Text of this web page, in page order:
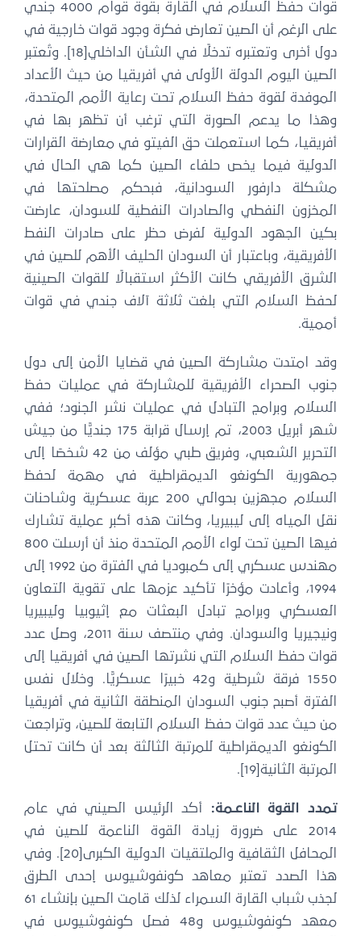
قوات حفظ السلام في القارة بقوة قوام 4000 جندي
على الرغم أن الصين تعارض فكرة وجود قوات خارجية في
دول أخرى وتعتبره تدخلًا في الشأن الداخلي[18]. وتُعتبر
الصين اليوم الدولة الأولى في أفريقيا من حيث الأعداد
الموفدة لقوة حفظ السلام تحت رعاية الأمم المتحدة،
وهذا ما يدعم الصورة التي ترغب أن تظهر بها في
أفريقيا، كما استعملت حق الفيتو في معارضة القرارات
الدولية فيما يخص حلفاء الصين كما هي الحال في
مشكلة دارفور السودانية، فبحكم مصلحتها في
المخزون النفطي والصادرات النفطية للسودان، عارضت
بكين الجهود الدولية لفرض حظر على صادرات النفط
الأفريقية، وباعتبار أن السودان الحليف الأهم للصين في
الشرق الأفريقي كانت الأكثر استقبالًا للقوات الصينية
لحفظ السلام التي بلغت ثلاثة آلاف جندي في قوات
أممية.
وقد امتدت مشاركة الصين في قضايا الأمن إلى دول
جنوب الصحراء الأفريقية للمشاركة في عمليات حفظ
السلام وبرامج التبادل في عمليات نشر الجنود؛ ففي
شهر أبريل 2003، تم إرسال قرابة 175 جنديًّا من جيش
التحرير الشعبي، وفريق طبي مؤلف من 42 شخصًا إلى
جمهورية الكونغو الديمقراطية في مهمة لحفظ
السلام مجهزين بحوالي 200 عربة عسكرية وشاحنات
نقل المياه إلى ليبيريا، وكانت هذه أكبر عملية تشارك
فيها الصين تحت لواء الأمم المتحدة منذ أن أرسلت 800
مهندس عسكري إلى كمبوديا في الفترة من 1992 إلى
1994، وأعادت مؤخرًا تأكيد عزمها على تقوية التعاون
العسكري وبرامج تبادل البعثات مع إثيوبيا وليبيريا
ونيجيريا والسودان. وفي منتصف سنة 2011، وصل عدد
قوات حفظ السلام التي نشرتها الصين في أفريقيا إلى
1550 فرقة شرطية و42 خبيرًا عسكريًّا. وخلال نفس
الفترة أصبح جنوب السودان المنطقة الثانية في أفريقيا
من حيث عدد قوات حفظ السلام التابعة للصين، وتراجعت
الكونغو الديمقراطية للمرتبة الثالثة بعد أن كانت تحتل
المرتبة الثانية[19].
تمدد القوة الناعـمة: أكد الرئيس الصيني في عام
2014 على ضرورة زيادة القوة الناعمة للصين في
المحافل الثقافية والملتقيات الدولية الكبرى[20]. وفي
هذا الصدد تعتبر معاهد كونفوشيوس إحدى الطرق
لجذب شباب القارة السمراء لذلك قامت الصين بإنشاء 61
معهد كونفوشيوس و48 فصل كونفوشيوس في